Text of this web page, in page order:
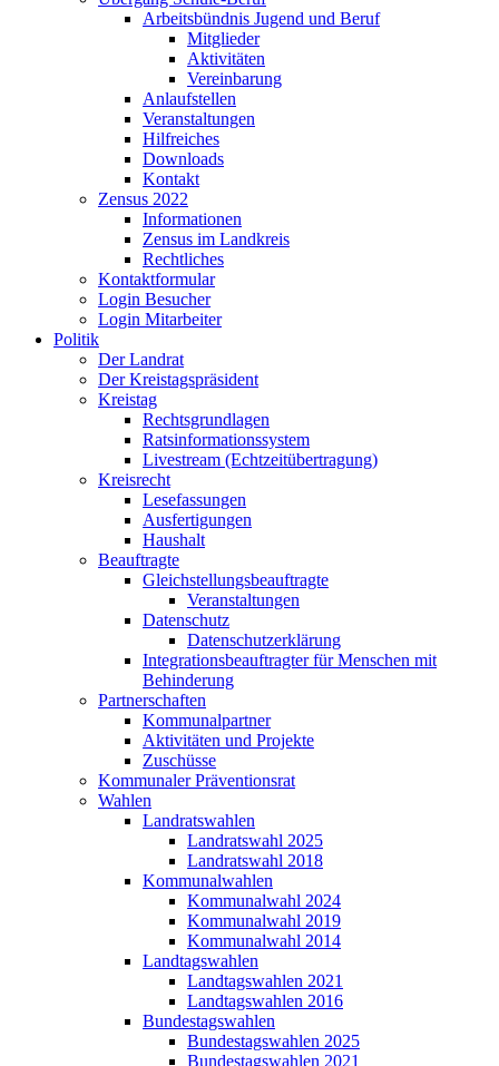
Arbeitsbündnis Jugend und Beruf
Mitglieder
Aktivitäten
Vereinbarung
Anlaufstellen
Veranstaltungen
Hilfreiches
Downloads
Kontakt
Zensus 2022
Informationen
Zensus im Landkreis
Rechtliches
Kontaktformular
Login Besucher
Login Mitarbeiter
Politik
Der Landrat
Der Kreistagspräsident
Kreistag
Rechtsgrundlagen
Ratsinformationssystem
Livestream (Echtzeitübertragung)
Kreisrecht
Lesefassungen
Ausfertigungen
Haushalt
Beauftragte
Gleichstellungsbeauftragte
Veranstaltungen
Datenschutz
Datenschutzerklärung
Integrationsbeauftragter für Menschen mit
Behinderung
Partnerschaften
Kommunalpartner
Aktivitäten und Projekte
Zuschüsse
Kommunaler Präventionsrat
Wahlen
Landratswahlen
Landratswahl 2025
Landratswahl 2018
Kommunalwahlen
Kommunalwahl 2024
Kommunalwahl 2019
Kommunalwahl 2014
Landtagswahlen
Landtagswahlen 2021
Landtagswahlen 2016
Bundestagswahlen
Bundestagswahlen 2025
Bundestagswahlen 2021